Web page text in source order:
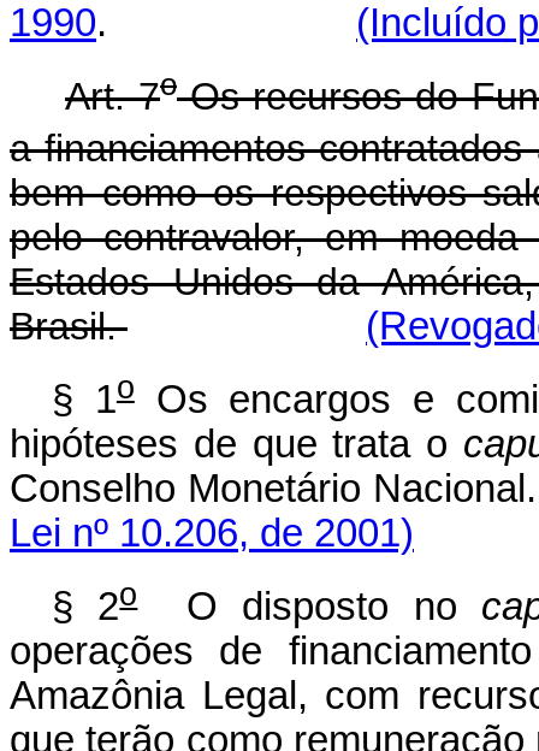
1990. (Incluído
Art. 7oOs recursos do
a financiamentos
bem como os respectivos
pelo contravalor, em
Estados Unidos da
Brasil.
§ 1oOs encargos e
hipóteses de que trata o
Conselho
Lei nº 10.206, de 2001)
§ 2oO disposto no
operações de
Amazônia Legal, com
que terão como